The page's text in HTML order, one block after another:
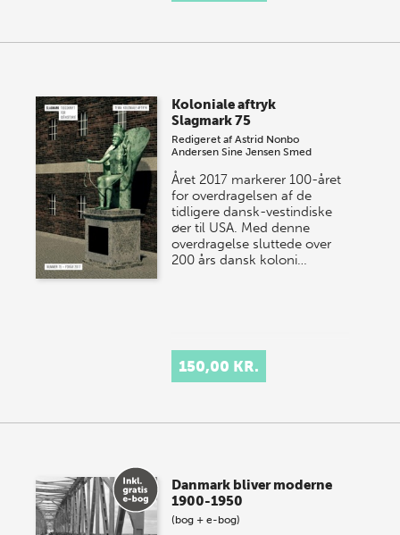
Koloniale aftryk
Slagmark 75
Redigeret afAstrid Nonbo
Andersen Sine Jensen Smed
Året 2017 markerer 100-året
for overdragelsen af de
tidligere dansk-vestindiske
øer til USA. Med denne
overdragelse sluttede over
200 års dansk koloni…
150,00 KR.
Danmark bliver moderne
1900-1950
(bog + e-bog)